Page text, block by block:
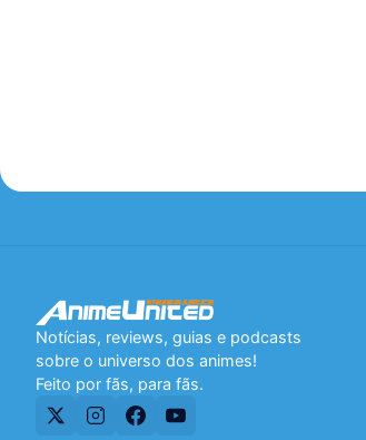
Notícias, reviews, guias e podcasts
sobre o universo dos animes!
Feito por fãs, para fãs.